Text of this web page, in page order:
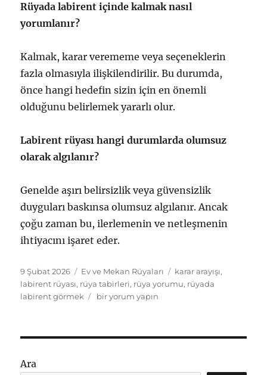
Rüyada labirent içinde kalmak nasıl
yorumlanır?
Kalmak, karar verememe veya seçeneklerin
fazla olmasıyla ilişkilendirilir. Bu durumda,
önce hangi hedefin sizin için en önemli
olduğunu belirlemek yararlı olur.
Labirent rüyası hangi durumlarda olumsuz
olarak algılanır?
Genelde aşırı belirsizlik veya güvensizlik
duyguları baskınsa olumsuz algılanır. Ancak
çoğu zaman bu, ilerlemenin ve netleşmenin
ihtiyacını işaret eder.
Yayın
tarihi
9 Şubat 2026 Kategoriler
Ev ve Mekan Rüyaları Etiketler
karar arayışı,
labirent rüyası, rüya tabirleri, rüya yorumu, rüyada
labirent görmek
Rüyada
İçsel
bir yorum yapın
Ara